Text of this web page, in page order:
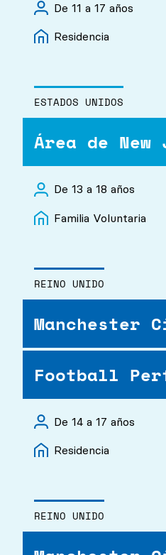
De 11 a 17 años
Residencia
ESTADOS UNIDOS
Área de New
De 13 a 18 años
Familia Voluntaria
REINO UNIDO
Manchester
Football
De 14 a 17 años
Residencia
REINO UNIDO